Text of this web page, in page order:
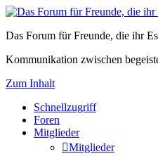
Das Forum für Freunde, die ihr
Kommunikation zwischen
Zum Inhalt
Schnellzugriff
Foren
Mitglieder
Mitglieder